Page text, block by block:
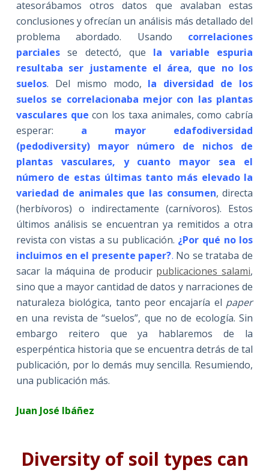
atesorábamos otros datos que avalaban estas
conclusiones y ofrecían un análisis más detallado del
problema abordado. Usando correlaciones
parciales se detectó, que la variable espuria
resultaba ser justamente el área, que no los
suelos. Del mismo modo, la diversidad de los
suelos se correlacionaba mejor con las plantas
vasculares que con los taxa animales, como cabría
esperar: a mayor edafodiversidad
(pedodiversity) mayor número de nichos de
plantas vasculares, y cuanto mayor sea el
número de estas últimas tanto más elevado la
variedad de animales que las consumen, directa
(herbívoros) o indirectamente (carnívoros). Estos
últimos análisis se encuentran ya remitidos a otra
revista con vistas a su publicación. ¿Por qué no los
incluimos en el presente paper?. No se trataba de
sacar la máquina de producir publicaciones salami,
sino que a mayor cantidad de datos y narraciones de
naturaleza biológica, tanto peor encajaría el paper
en una revista de “suelos”, que no de ecología. Sin
embargo reitero que ya hablaremos de la
esperpéntica historia que se encuentra detrás de tal
publicación, por lo demás muy sencilla. Resumiendo,
una publicación más.
Juan José Ibáñez
Diversity of soil types can